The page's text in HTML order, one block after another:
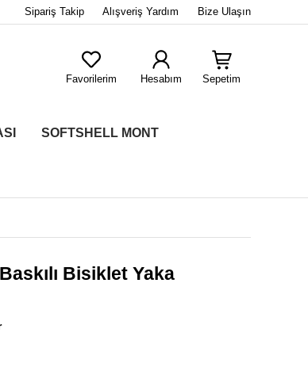
Sipariş Takip Alışveriş Yardım Bize Ulaşın
Favorilerim Hesabım Sepetim
SOFTSHELL MONT
Bisiklet Yaka